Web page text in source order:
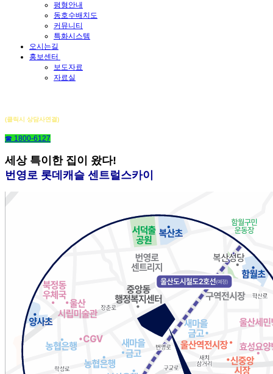
평형안내
동호수배치도
커뮤니티
특화시스템
오시는길
홍보센터
보도자료
자료실
(클릭시 상담사연결)
☎ 1800-6127
세상 특이한 집이 왔다!
번영로 롯데캐슬 센트럴스카이